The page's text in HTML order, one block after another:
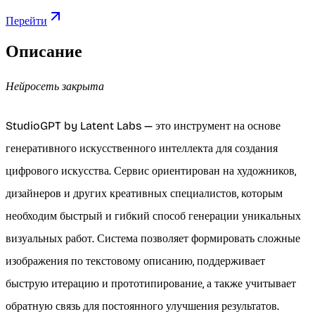
Перейти
Описание
Нейросеть закрыта
StudioGPT by Latent Labs — это инструмент на основе
генеративного искусственного интеллекта для создания
цифрового искусства. Сервис ориентирован на художников,
дизайнеров и других креативных специалистов, которым
необходим быстрый и гибкий способ генерации уникальных
визуальных работ. Система позволяет формировать сложные
изображения по текстовому описанию, поддерживает
быструю итерацию и прототипирование, а также учитывает
обратную связь для постоянного улучшения результатов.